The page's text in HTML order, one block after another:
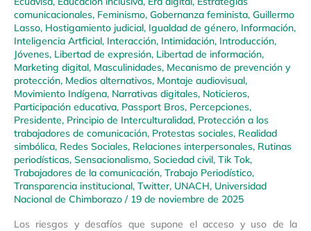
comunicacionales, Feminismo, Gobernanza feminista, Guillermo
Lasso, Hostigamiento judicial, Igualdad de género, Información,
Inteligencia Artficial, Interacción, Intimidación, Introducción,
Jóvenes, Libertad de expresión, Libertad de información,
Marketing digital, Masculinidades, Mecanismo de prevención y
protección, Medios alternativos, Montaje audiovisual,
Movimiento Indígena, Narrativas digitales, Noticieros,
Participación educativa, Passport Bros, Percepciones,
Presidente, Principio de Interculturalidad, Protección a los
trabajadores de comunicación, Protestas sociales, Realidad
simbólica, Redes Sociales, Relaciones interpersonales, Rutinas
periodísticas, Sensacionalismo, Sociedad civil, Tik Tok,
Trabajadores de la comunicación, Trabajo Periodístico,
Transparencia institucional, Twitter, UNACH, Universidad
Nacional de Chimborazo / 19 de noviembre de 2025
Los riesgos y desafíos que supone el acceso y uso de la